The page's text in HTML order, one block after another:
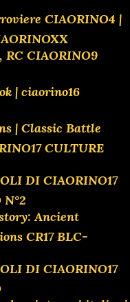
CIAORINO4 |
RC CIAORINO9
| ciaorino16
| Classic Battle
CULTURE
DI CIAORINO17
Ancient
CR17 BLC-
DI CIAORINO17